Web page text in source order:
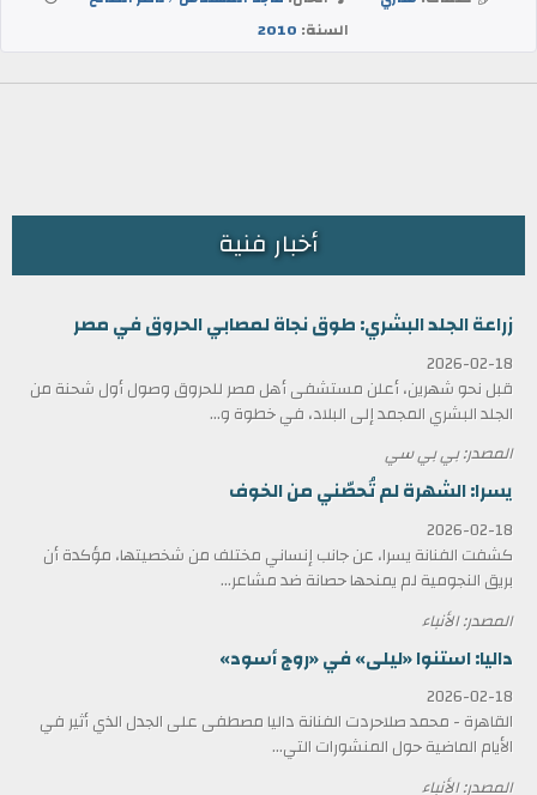
السنة: 2010
أخبار فنية
زراعة الجلد البشري: طوق نجاة لمصابي الحروق في مصر
2026-02-18
قبل نحو شهرين، أعلن مستشفى أهل مصر للحروق وصول أول شحنة من
الجلد البشري المجمد إلى البلاد، في خطوة و...
المصدر: بي بي سي
يسرا: الشهرة لم تُحصّني من الخوف
2026-02-18
كشفت الفنانة يسرا، عن جانب إنساني مختلف من شخصيتها، مؤكدة أن
بريق النجومية لم يمنحها حصانة ضد مشاعر...
المصدر: الأنباء
داليا: استنوا «ليلى» في «روج أسود»
2026-02-18
القاهرة - محمد صلاحردت الفنانة داليا مصطفى على الجدل الذي أثير في
الأيام الماضية حول المنشورات التي...
المصدر: الأنباء